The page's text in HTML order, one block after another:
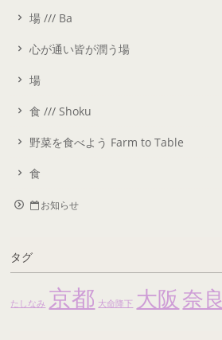
場 /// Ba
心が通い皆が潤う場
場
食 /// Shoku
野菜を食べよう Farm to Table
食
お知らせ
タグ
たしなみ 京都 大命降下 大阪 奈良